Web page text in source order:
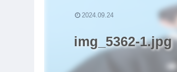
img_5362-1.jpg
2024.09.24